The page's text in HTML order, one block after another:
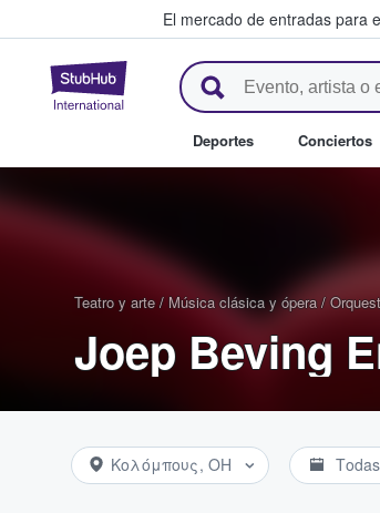
El mercado de entradas para
StubHub: compra y
Deportes Conciertos
Teatro y arte / Música clásica y ópera /
Joep Beving
Κολόμπους, OH